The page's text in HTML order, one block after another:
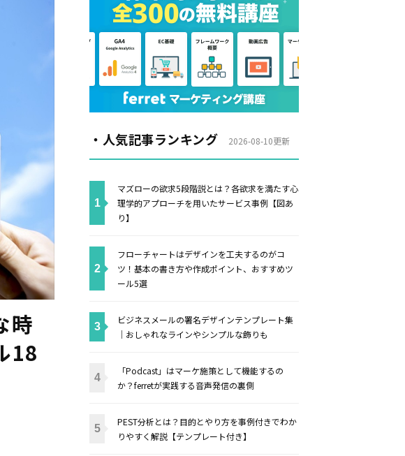
時
18
・人気記事ランキング 2026-08-10更新
マズローの欲求5段階説とは？各欲求を満たす心
理学的アプローチを用いたサービス事例【図あ
り】
フローチャートはデザインを工夫するのがコ
ツ！基本の書き方や作成ポイント、おすすめツ
ール5選
ビジネスメールの署名デザインテンプレート集
｜おしゃれなラインやシンプルな飾りも
「Podcast」はマーケ施策として機能するの
か？ferretが実践する音声発信の裏側
PEST分析とは？目的とやり方を事例付きでわか
りやすく解説【テンプレート付き】